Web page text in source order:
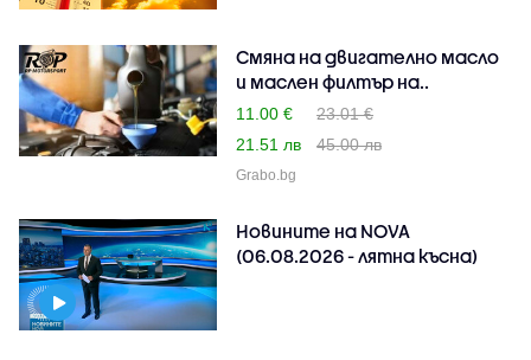
Смяна на двигателно масло
и маслен филтър на..
11.00 €
23.01 €
21.51 лв
45.00 лв
Grabo.bg
Новините на NOVA
(06.08.2026 - лятна късна)